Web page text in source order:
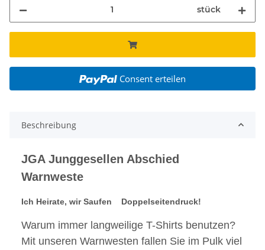
stück
Consent erteilen
Beschreibung
JGA Junggesellen Abschied
Warnweste
Ich Heirate, wir Saufen Doppelseitendruck!
Warum immer langweilige T-Shirts benutzen?
Mit unseren Warnwesten fallen Sie im Pulk viel